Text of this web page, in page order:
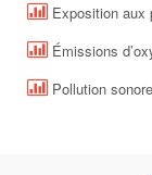
Exposition aux
Émissions
Pollution